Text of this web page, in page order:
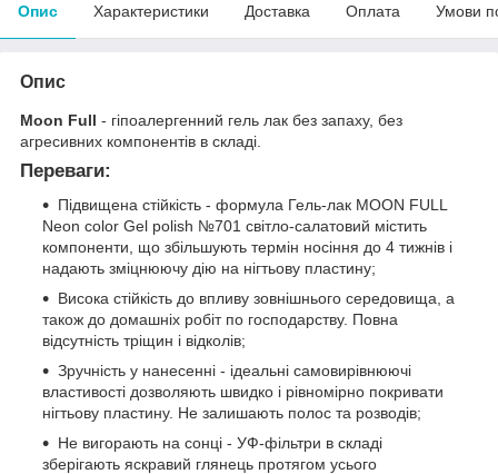
Опис Характеристики Доставка Оплата Умови
Опис
Moon Full - гіпоалергенний гель лак без запаху, без
агресивних компонентів в складі.
Переваги:
Підвищена стійкість - формула Гель-лак MOON FULL
Neon color Gel polish №701 світло-салатовий містить
компоненти, що збільшують термін носіння до 4 тижнів і
надають зміцнюючу дію на нігтьову пластину;
Висока стійкість до впливу зовнішнього середовища, а
також до домашніх робіт по господарству. Повна
відсутність тріщин і відколів;
Зручність у нанесенні - ідеальні самовирівнюючі
властивості дозволяють швидко і рівномірно покривати
нігтьову пластину. Не залишають полос та розводів;
Не вигорають на сонці - УФ-фільтри в складі
зберігають яскравий глянець протягом усього